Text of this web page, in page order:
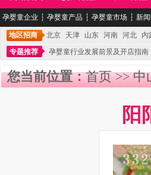
孕婴童企业 ┆ 孕婴童产品 ┆ 孕婴童市场 ┆ 新
地区招商 北京 天津 山东 河南 河北 内
专题推荐
孕婴童行业发展前景及开店指南
您当前位置：首页>>中
阳